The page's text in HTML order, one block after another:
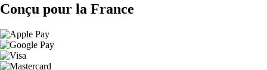
Conçu pour la France